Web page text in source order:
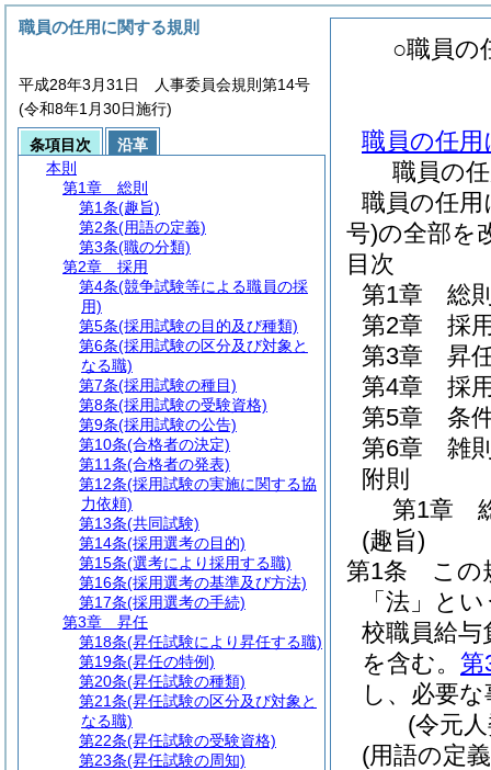
○職員の
職員の任
職員の
職員の任用
号)の全部を
目次
第1章
総
第2章
採
第3章
昇
第4章
採
第5章
条
第6章
雑
附則
第1章
(趣旨)
第1条
この
「法」と
校職員給与
を含む。 第
し、必要
(令元
(用語の定
職員の任用に関する規則
平成28年3月31日 人事委員会規則第14号
(令和8年1月30日施行)
条項目次
沿革
本則
第1章
総則
第1条(趣旨)
第2条(用語の定義)
第3条(職の分類)
第2章
採用
第4条(競争試験等による職員の採
用)
第5条(採用試験の目的及び種類)
第6条(採用試験の区分及び対象と
なる職)
第7条(採用試験の種目)
第8条(採用試験の受験資格)
第9条(採用試験の公告)
第10条(合格者の決定)
第11条(合格者の発表)
第12条(採用試験の実施に関する協
力依頼)
第13条(共同試験)
第14条(採用選考の目的)
第15条(選考により採用する職)
第16条(採用選考の基準及び方法)
第17条(採用選考の手続)
第3章
昇任
第18条(昇任試験により昇任する職)
第19条(昇任の特例)
第20条(昇任試験の種類)
第21条(昇任試験の区分及び対象と
なる職)
第22条(昇任試験の受験資格)
第23条(昇任試験の周知)